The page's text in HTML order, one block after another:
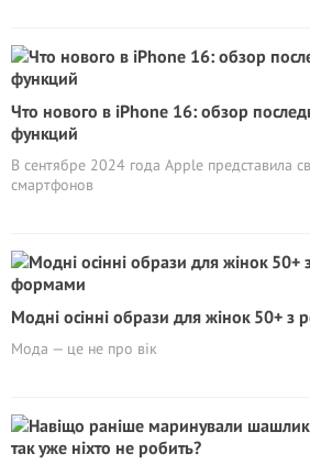
Что нового в iPhone 16: обзор
функций
В сентябре 2024 года Apple представила
смартфонов
Модні осінні образи для жінок 50+
Мода — це не про вік